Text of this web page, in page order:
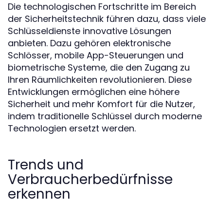
Die technologischen Fortschritte im Bereich
der Sicherheitstechnik führen dazu, dass viele
Schlüsseldienste innovative Lösungen
anbieten. Dazu gehören elektronische
Schlösser, mobile App-Steuerungen und
biometrische Systeme, die den Zugang zu
Ihren Räumlichkeiten revolutionieren. Diese
Entwicklungen ermöglichen eine höhere
Sicherheit und mehr Komfort für die Nutzer,
indem traditionelle Schlüssel durch moderne
Technologien ersetzt werden.
Trends und
Verbraucherbedürfnisse
erkennen